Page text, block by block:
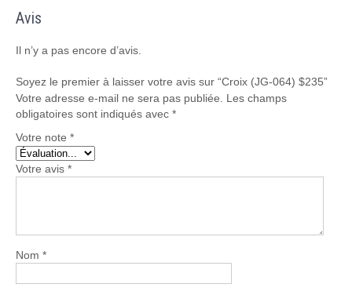
Avis
Il n’y a pas encore d’avis.
Soyez le premier à laisser votre avis sur “Croix (JG-064) $235”
Votre adresse e-mail ne sera pas publiée.
Les champs
obligatoires sont indiqués avec *
Votre note *
Votre avis *
Nom *